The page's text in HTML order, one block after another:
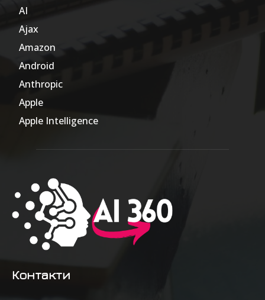
AI
Ajax
Amazon
Android
Anthropic
Apple
Apple Intelligence
Контакти